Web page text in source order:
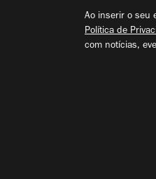
Ao inserir o seu
Política de
com notícias,